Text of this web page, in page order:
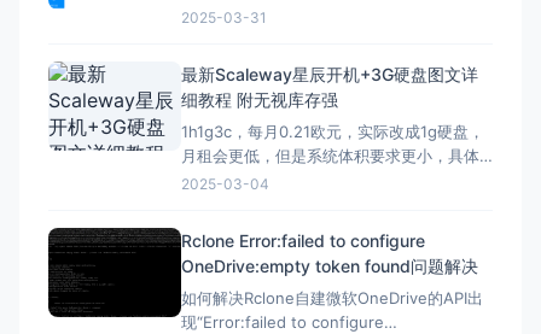
刷回原厂固件的记得先备份 FIP 分区！ FIP
filogic-cudy_tr3000-v1-squas
2025-03-31
最新Scaleway星辰开机+3G硬盘图文详
细教程 附无视库存强
1h1g3c，每月0.21欧元，实际改成1g硬盘，
月租会更低，但是系统体积要求更小，具体
自己测试，方法一样。 星辰Scaleway官网：
先注册一个星辰账号 这里的地址可以
2025-03-04
Rclone Error:failed to configure
OneDrive:empty token found问题解决
如何解决Rclone自建微软OneDrive的API出
现“Error:failed to configure